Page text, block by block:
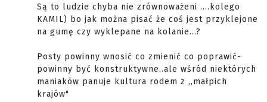
Są to ludzie chyba nie zrównoważeni ....kolego
KAMIL) bo jak można pisać że coś jest przyklejone
na gumę czy wyklepane na kolanie...?
Posty powinny wnosić co zmienić co poprawić-
powinny być konstruktywne..ale wśród niektórych
maniaków panuje kultura rodem z ,,małpich
krajów"